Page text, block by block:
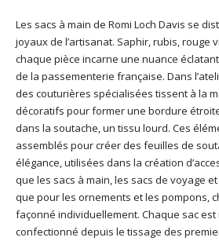
Les sacs à main de Romi Loch Davis se
joyaux de l’artisanat. Saphir, rubis, rouge
chaque pièce incarne une nuance
de la passementerie française. Dans
des couturières spécialisées tissent à la
décoratifs pour former une bordure
dans la soutache, un tissu lourd. Ces
assemblés pour créer des feuilles de
élégance, utilisées dans la création
que les sacs à main, les sacs de voyage
que pour les ornements et les pompons,
façonné individuellement. Chaque sac
confectionné depuis le tissage des